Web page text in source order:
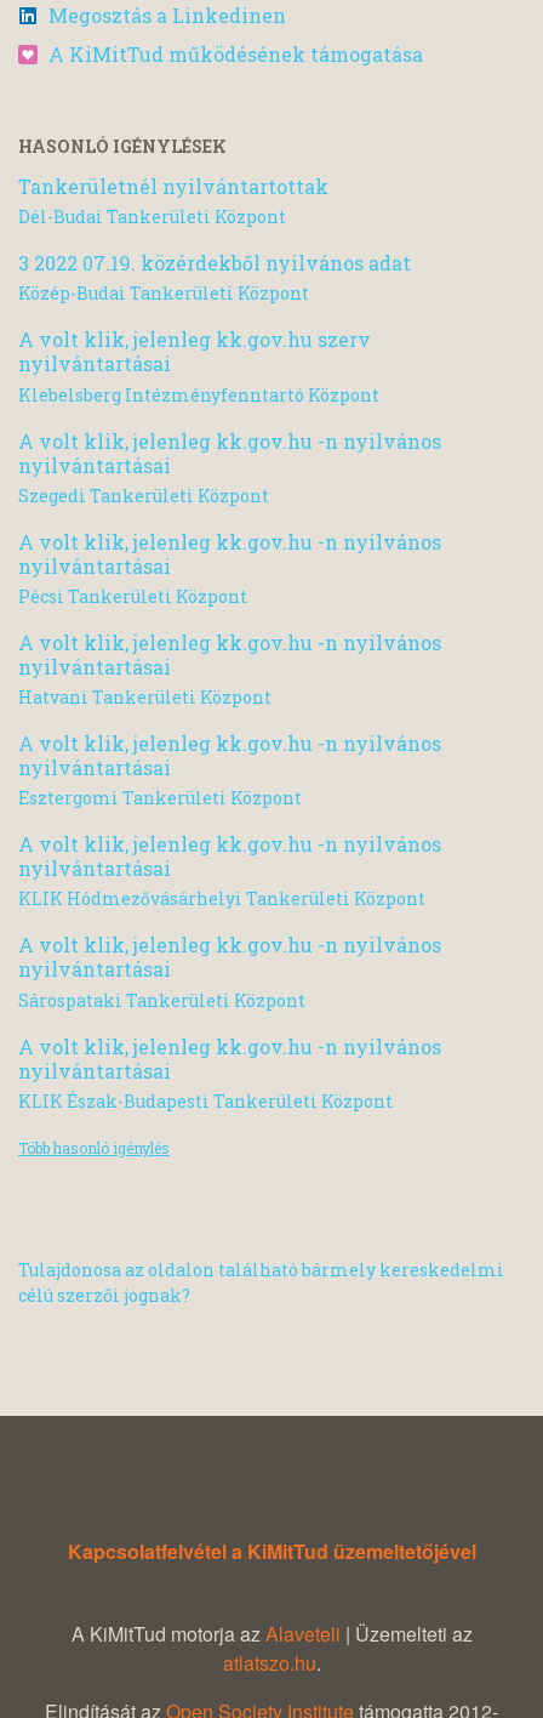
Megosztás a Linkedinen
A KiMitTud működésének támogatása
HASONLÓ IGÉNYLÉSEK
Tankerületnél nyilvántartottak
Dél-Budai Tankerületi Központ
3 2022 07.19. közérdekből nyilvános adat
Közép-Budai Tankerületi Központ
A volt klik, jelenleg kk.gov.hu szerv
nyilvántartásai
Klebelsberg Intézményfenntartó Központ
A volt klik, jelenleg kk.gov.hu -n nyilvános
nyilvántartásai
Szegedi Tankerületi Központ
A volt klik, jelenleg kk.gov.hu -n nyilvános
nyilvántartásai
Pécsi Tankerületi Központ
A volt klik, jelenleg kk.gov.hu -n nyilvános
nyilvántartásai
Hatvani Tankerületi Központ
A volt klik, jelenleg kk.gov.hu -n nyilvános
nyilvántartásai
Esztergomi Tankerületi Központ
A volt klik, jelenleg kk.gov.hu -n nyilvános
nyilvántartásai
KLIK Hódmezővásárhelyi Tankerületi Központ
A volt klik, jelenleg kk.gov.hu -n nyilvános
nyilvántartásai
Sárospataki Tankerületi Központ
A volt klik, jelenleg kk.gov.hu -n nyilvános
nyilvántartásai
KLIK Észak-Budapesti Tankerületi Központ
Több hasonló igénylés
Tulajdonosa az oldalon található bármely kereskedelmi
célú szerzői jognak?
Kapcsolatfelvétel a KiMitTud üzemeltetőjével
A KiMitTud motorja azAlaveteli | Üzemelteti az
atlatszo.hu.
Elindítását az Open Society Institutetámogatta 2012-